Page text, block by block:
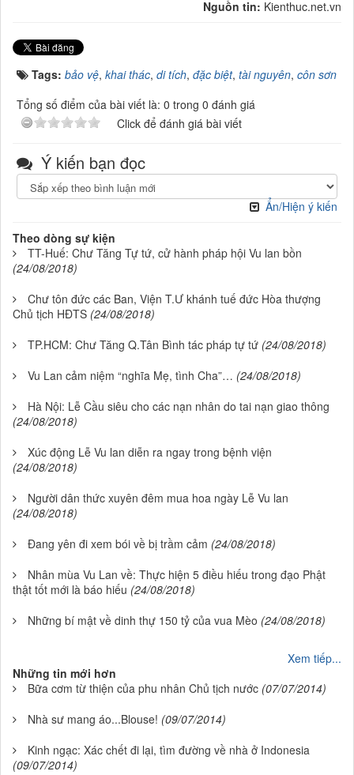
Nguồn tin: Kienthuc.net.vn
Tags: bảo vệ, khai thác, di tích, đặc biệt, tài nguyên, côn sơn
Tổng số điểm của bài viết là: 0 trong 0 đánh giá
Click để đánh giá bài viết
Ý kiến bạn đọc
Ẩn/Hiện ý kiến
Theo dòng sự kiện
TT-Huế: Chư Tăng Tự tứ, cử hành pháp hội Vu lan bồn
(24/08/2018)
Chư tôn đức các Ban, Viện T.Ư khánh tuế đức Hòa thượng
Chủ tịch HĐTS (24/08/2018)
TP.HCM: Chư Tăng Q.Tân Bình tác pháp tự tứ (24/08/2018)
Vu Lan cảm niệm “nghĩa Mẹ, tình Cha”… (24/08/2018)
Hà Nội: Lễ Cầu siêu cho các nạn nhân do tai nạn giao thông
(24/08/2018)
Xúc động Lễ Vu lan diễn ra ngay trong bệnh viện
(24/08/2018)
Người dân thức xuyên đêm mua hoa ngày Lễ Vu lan
(24/08/2018)
Ðang yên đi xem bói về bị trầm cảm (24/08/2018)
Nhân mùa Vu Lan về: Thực hiện 5 điều hiếu trong đạo Phật
thật tốt mới là báo hiếu (24/08/2018)
Những bí mật về dinh thự 150 tỷ của vua Mèo (24/08/2018)
Xem tiếp...
Những tin mới hơn
Bữa cơm từ thiện của phu nhân Chủ tịch nước (07/07/2014)
Nhà sư mang áo...Blouse! (09/07/2014)
Kinh ngạc: Xác chết đi lại, tìm đường về nhà ở Indonesia
(09/07/2014)